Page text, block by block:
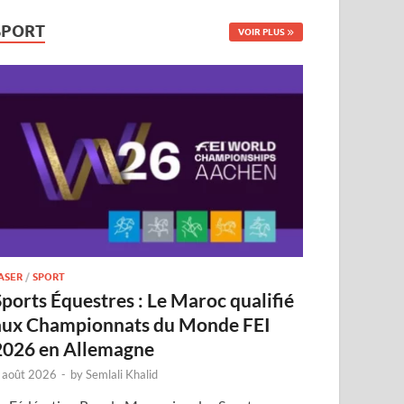
VOIR PLUS
/SPORT
Équestres : Le Maroc qualifié
Championnats du Monde FEI
en Allemagne
2026 - bySemlali Khalid